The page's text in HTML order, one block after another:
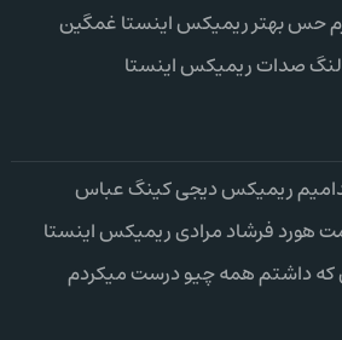
حس بهتر ریمیکس اینستا غمگین
لنگ صدات ریمیکس اینستا
ریمیکس دیجی کینگ عباس
هورد فرشاد مرادی ریمیکس اینستا
که داشتم همه چیو درست میکردم